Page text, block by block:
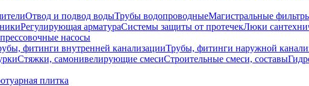
Отвод и подвод водыТрубы водопроводныеМагистральные
Регулирующая арматураСистемы защиты от протечекЛюки
насосы
фитинги внутренней канализацииТрубы, фитинги наружной
Стяжки, самонивелирующие смесиСтроительные смеси, составы
плитка